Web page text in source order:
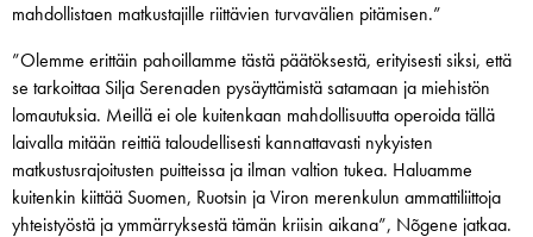
mahdollistaen matkustajille riittävien turvavälien pitämisen.”
”Olemme erittäin pahoillamme tästä päätöksestä, erityisesti siksi, että
se tarkoittaa Silja Serenaden pysäyttämistä satamaan ja miehistön
lomautuksia. Meillä ei ole kuitenkaan mahdollisuutta operoida tällä
laivalla mitään reittiä taloudellisesti kannattavasti nykyisten
matkustusrajoitusten puitteissa ja ilman valtion tukea. Haluamme
kuitenkin kiittää Suomen, Ruotsin ja Viron merenkulun ammattiliittoja
yhteistyöstä ja ymmärryksestä tämän kriisin aikana”, Nõgene jatkaa.